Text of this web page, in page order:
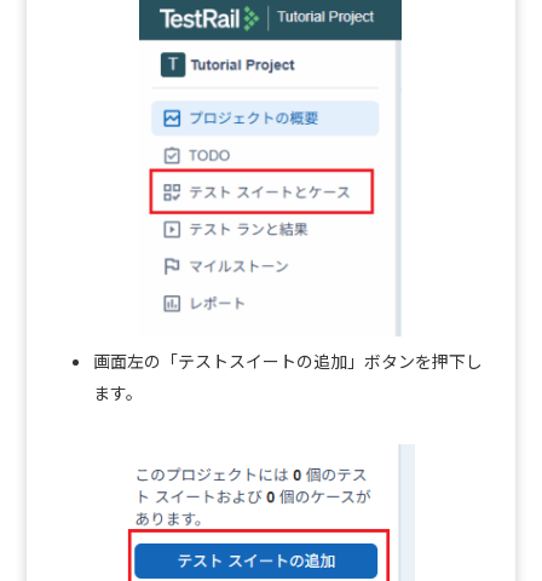
画面左の「テストスイートの追加」ボタンを押下し
ます。